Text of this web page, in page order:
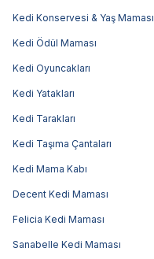
Kedi Konservesi & Yaş Maması
Kedi Ödül Maması
Kedi Oyuncakları
Kedi Yatakları
Kedi Tarakları
Kedi Taşıma Çantaları
Kedi Mama Kabı
Decent Kedi Maması
Felicia Kedi Maması
Sanabelle Kedi Maması